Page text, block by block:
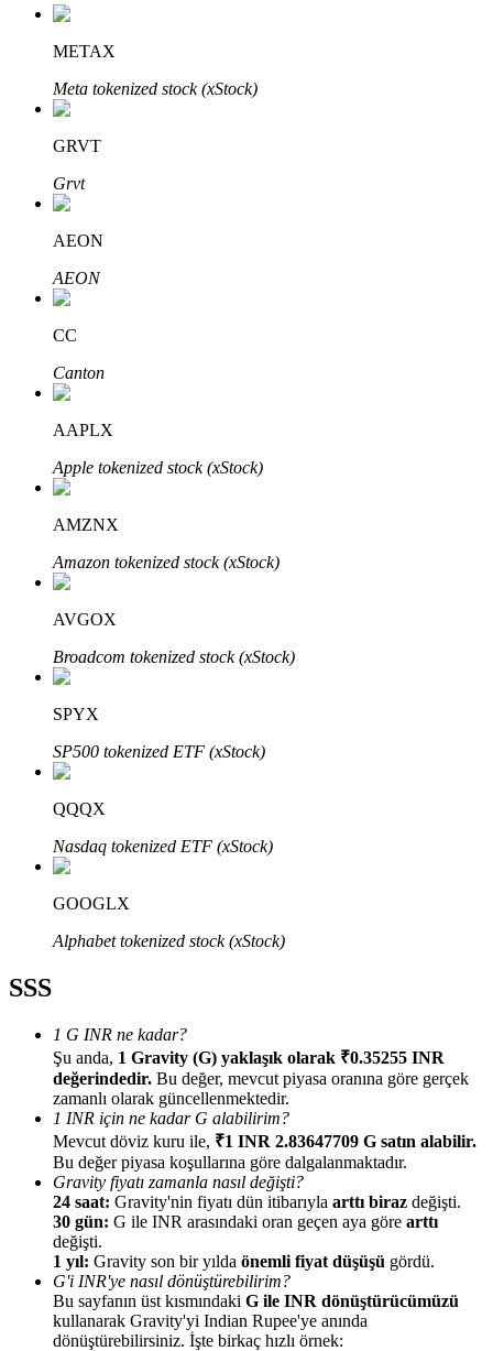
Otomatik Yatırım
Uzun vadeli kâr ve esnek çıkarlar elde edin
Stake Etmeyi Öğrenin
Pasif gelir kazanma hakkında bilgi edinin
Bitrue
Bitrue Ortakları
Bitrue İş Ortağı
Yönlendirme
Arkadaşını davet et, nakit ödüller kazan
Deposit CASHCAT & Win
METAX
Meta tokenized stock (xStock)
GRVT
Grvt
AEON
AEON
CC
Canton
AAPLX
Apple tokenized stock (xStock)
AMZNX
Amazon tokenized stock (xStock)
AVGOX
Broadcom tokenized stock (xStock)
SPYX
SP500 tokenized ETF (xStock)
QQQX
Nasdaq tokenized ETF (xStock)
GOOGLX
Alphabet tokenized stock (xStock)
SSS
1 G INR ne kadar?
Şu anda, 1 Gravity (G) yaklaşık olarak ₹0.35255 INR
değerindedir. Bu değer, mevcut piyasa oranına göre gerçek
zamanlı olarak güncellenmektedir.
1 INR için ne kadar G alabilirim?
Mevcut döviz kuru ile, ₹1 INR 2.83647709 G satın alabilir.
Bu değer piyasa koşullarına göre dalgalanmaktadır.
Gravity fiyatı zamanla nasıl değişti?
24 saat: Gravity'nin fiyatı dün itibarıyla arttı biraz değişti.
30 gün: G ile INR arasındaki oran geçen aya göre arttı
değişti.
1 yıl: Gravity son bir yılda önemli fiyat düşüşü gördü.
G'i INR'ye nasıl dönüştürebilirim?
Bu sayfanın üst kısmındaki G ile INR dönüştürücümüzü
kullanarak Gravity'yi Indian Rupee'ye anında
dönüştürebilirsiniz. İşte birkaç hızlı örnek: